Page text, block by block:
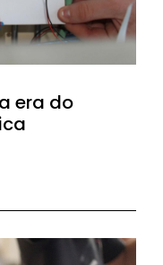
era do